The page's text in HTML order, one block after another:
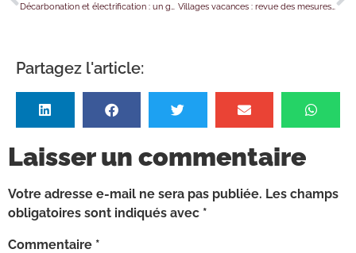
Décarbonation et électrification : un guide pour les entreprises Villages vacances : revue des mesures de classement
Partagez l'article:
Laisser un commentaire
Votre adresse e-mail ne sera pas publiée. Les champs
obligatoires sont indiqués avec *
Commentaire *